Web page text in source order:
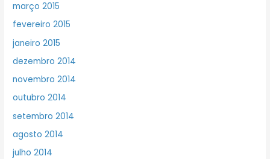
março 2015
fevereiro 2015
janeiro 2015
dezembro 2014
novembro 2014
outubro 2014
setembro 2014
agosto 2014
julho 2014